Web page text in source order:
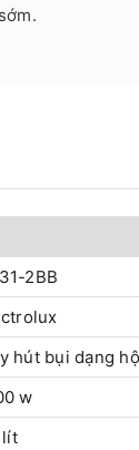
sớm.
2BB
hút bụi dạng
w
lít